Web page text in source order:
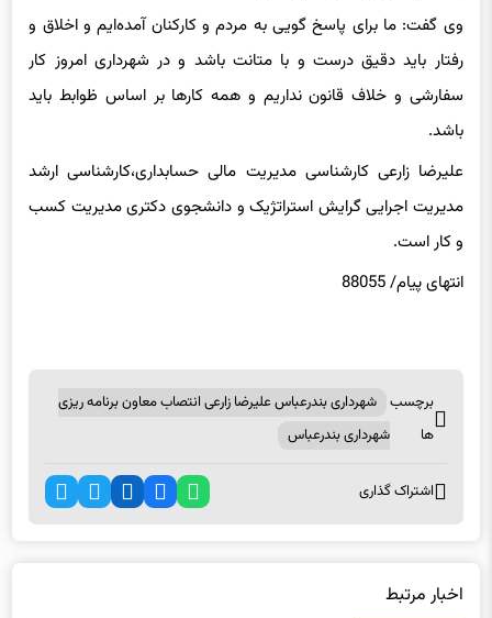
وی گفت: ما برای پاسخ گویی به مردم و کارکنان آمده‌ایم و اخلاق و
رفتار باید دقیق درست و با متانت باشد و در شهرداری امروز کار
سفارشی و خلاف قانون نداریم و همه کارها بر اساس ظوابط باید
باشد.
علیرضا زارعی کارشناسی مدیریت مالی حسابداری،کارشناسی ارشد
مدیریت اجرایی گرایش استراتژیک و دانشجوی دکتری مدیریت کسب
و کار است.
انتهای پیام/ 88055
برچسب
ها
شهرداری بندرعباس علیرضا زارعی انتصاب معاون برنامه ریزی
شهرداری بندرعباس
اشتراک گذاری
اخبار مرتبط